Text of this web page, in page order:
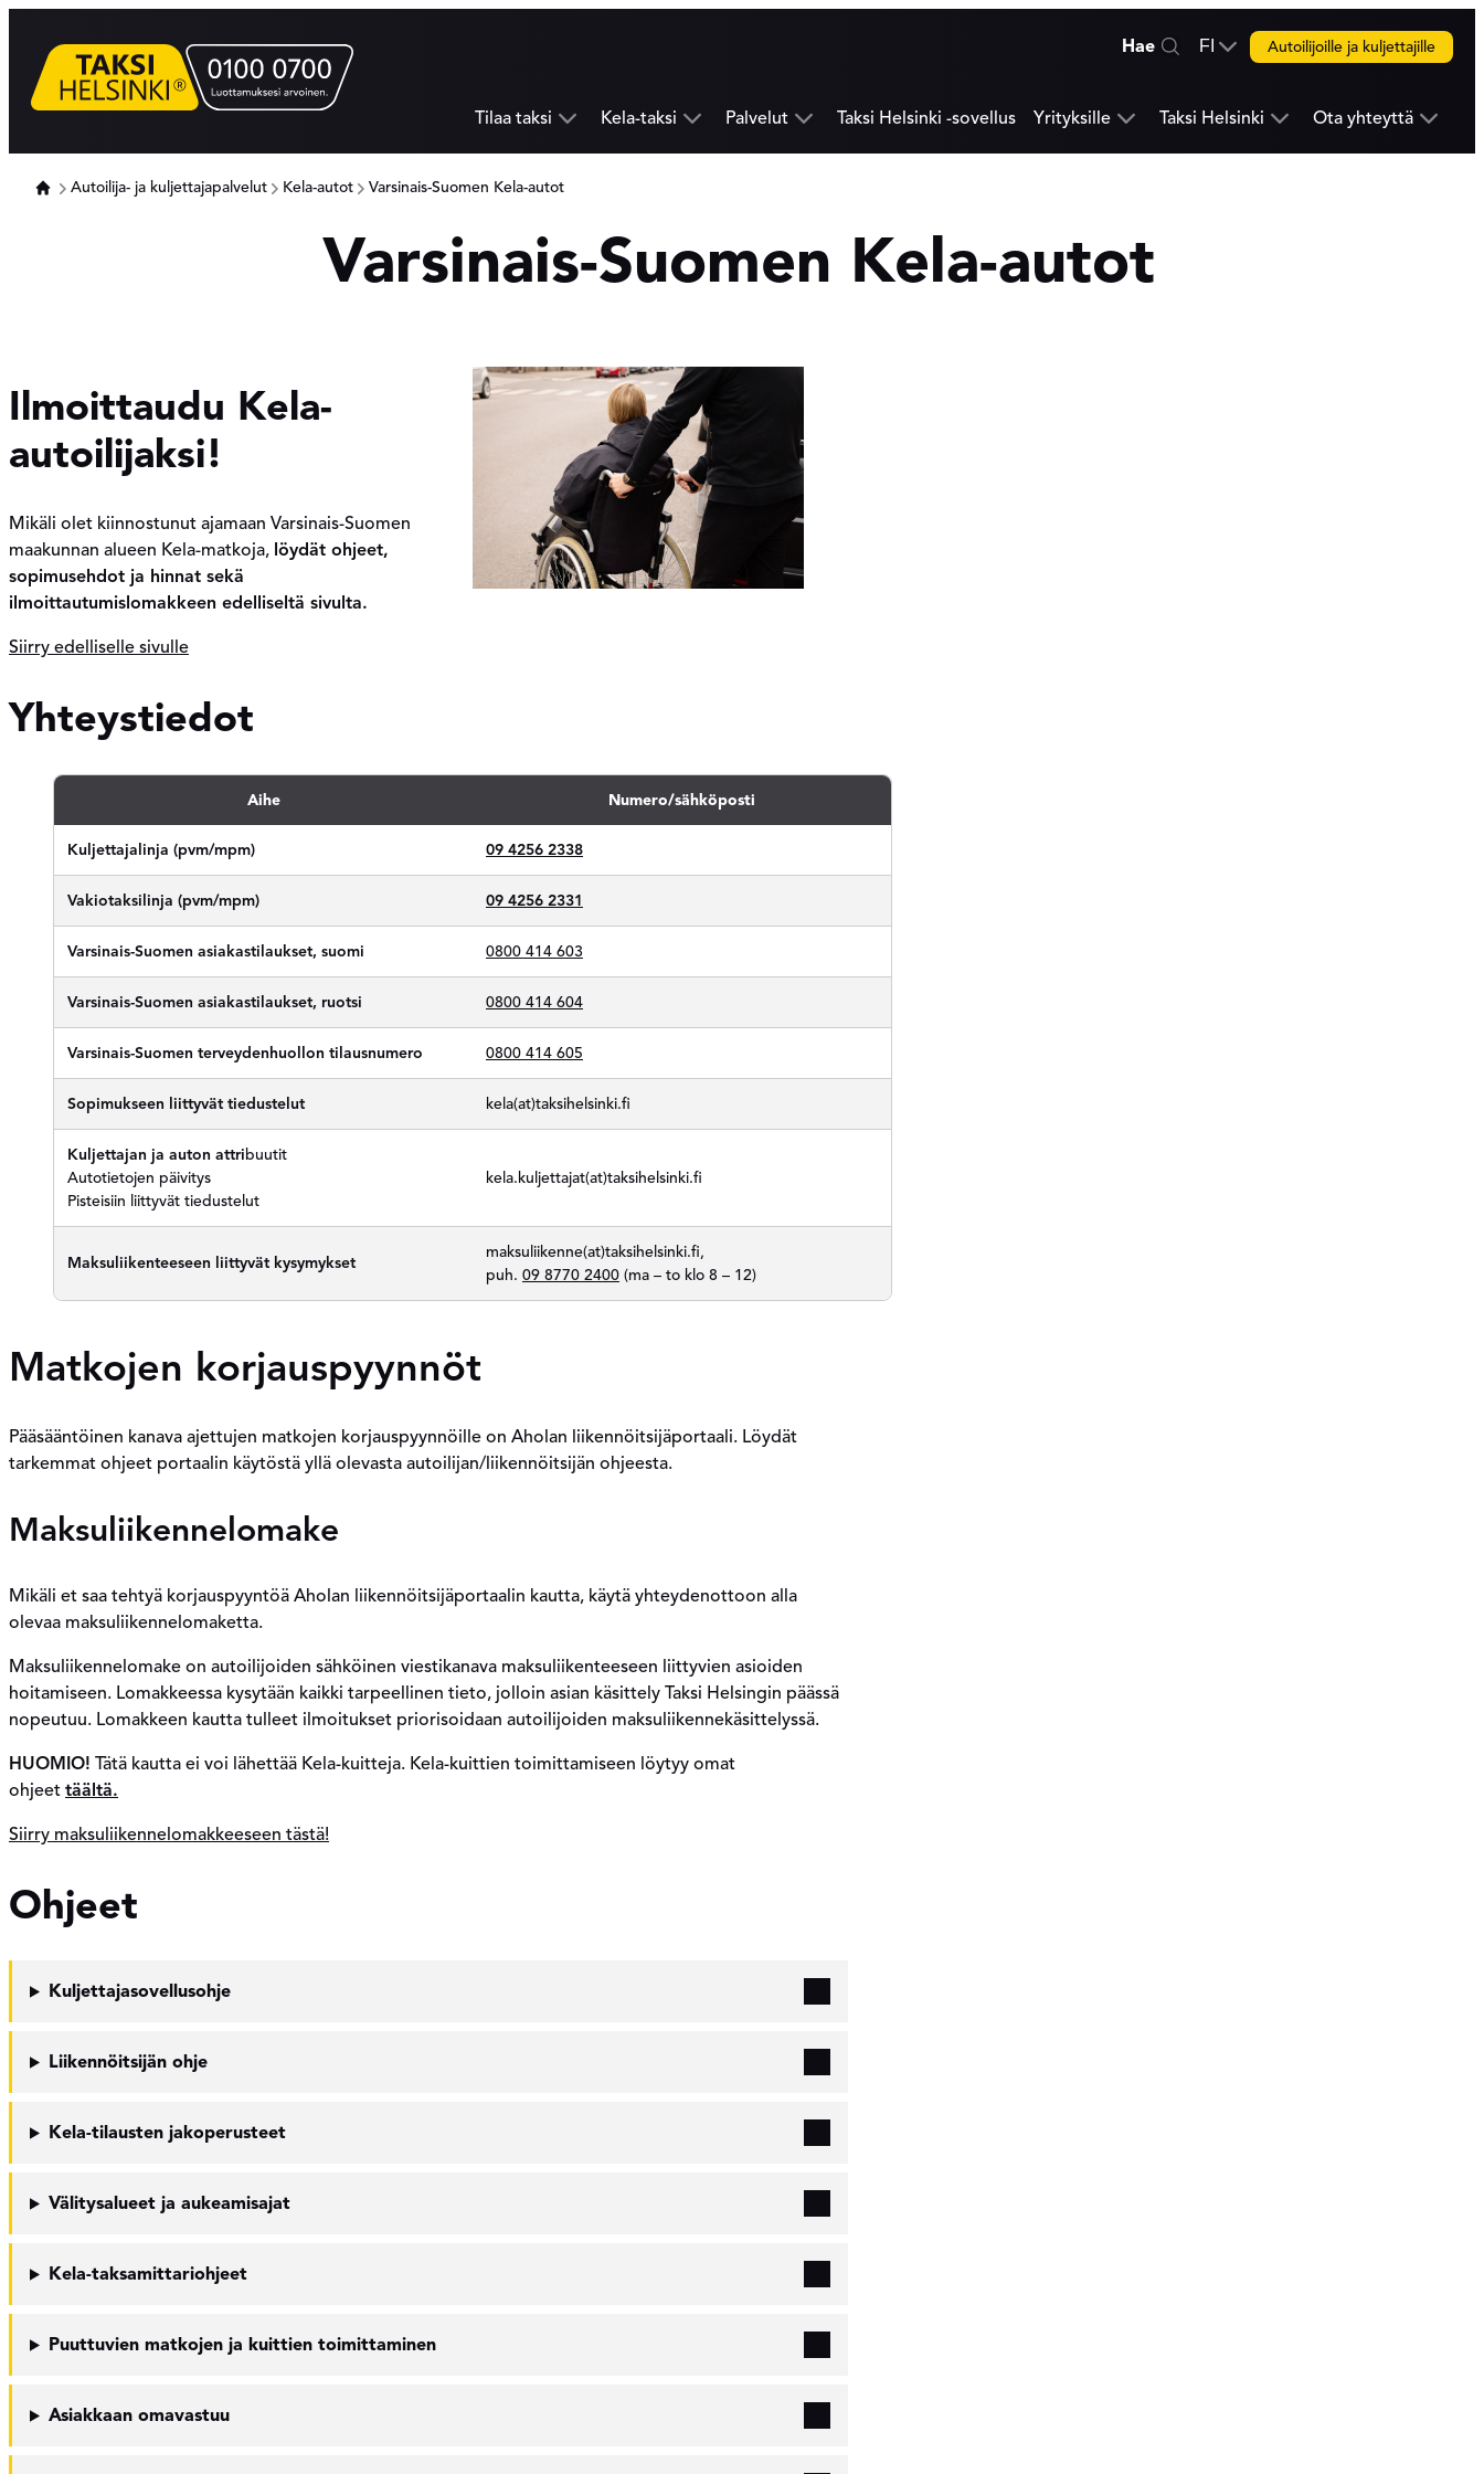
sisältöön
Hae
FI
Change
kieli.
Autoilijoille ja kuljettajille
Tilaa taksi Avaa
valikkotaso
Kela-taksi Avaa
valikkotaso
Palvelut Avaa
valikkotaso
Taksi Helsinki -sovellus Yrityksille Avaa
valikkotaso
Taksi Helsinki Avaa
valikkotaso
Ota yhteyttä Avaa
Autoilija- ja kuljettajapalvelut Kela-autot Varsinais-Suomen Kela-autot
Varsinais-Suomen Kela-autot
Ilmoittaudu Kela-
autoilijaksi!
Mikäli olet kiinnostunut ajamaan Varsinais-Suomen
maakunnan alueen Kela-matkoja, löydät ohjeet,
sopimusehdot ja hinnat sekä
ilmoittautumislomakkeen edelliseltä sivulta.
Siirry edelliselle sivulle
Yhteystiedot
Aihe Numero/sähköposti
Kuljettajalinja (pvm/mpm) 09 4256 2338
Vakiotaksilinja (pvm/mpm) 09 4256 2331
Varsinais-Suomen asiakastilaukset, suomi 0800 414 603
Varsinais-Suomen asiakastilaukset, ruotsi 0800 414 604
Varsinais-Suomen terveydenhuollon tilausnumero 0800 414 605
Sopimukseen liittyvät tiedustelut kela(at)taksihelsinki.fi
Kuljettajan ja auton attribuutit
Autotietojen päivitys
Pisteisiin liittyvät tiedustelut
kela.kuljettajat(at)taksihelsinki.fi
Maksuliikenteeseen liittyvät kysymykset
maksuliikenne(at)taksihelsinki.fi,
puh. 09 8770 2400 (ma – to klo 8 – 12)
Matkojen korjauspyynnöt
Pääsääntöinen kanava ajettujen matkojen korjauspyynnöille on Aholan liikennöitsijäportaali. Löydät
tarkemmat ohjeet portaalin käytöstä yllä olevasta autoilijan/liikennöitsijän ohjeesta.
Maksuliikennelomake
Mikäli et saa tehtyä korjauspyyntöä Aholan liikennöitsijäportaalin kautta, käytä yhteydenottoon alla
olevaa maksuliikennelomaketta.
Maksuliikennelomake on autoilijoiden sähköinen viestikanava maksuliikenteeseen liittyvien asioiden
hoitamiseen. Lomakkeessa kysytään kaikki tarpeellinen tieto, jolloin asian käsittely Taksi Helsingin päässä
nopeutuu. Lomakkeen kautta tulleet ilmoitukset priorisoidaan autoilijoiden maksuliikennekäsittelyssä.
HUOMIO! Tätä kautta ei voi lähettää Kela-kuitteja. Kela-kuittien toimittamiseen löytyy omat
ohjeet täältä.
Siirry maksuliikennelomakkeeseen tästä!
Ohjeet
Kuljettajasovellusohje
Liikennöitsijän ohje
Kela-tilausten jakoperusteet
Välitysalueet ja aukeamisajat
Kela-taksamittariohjeet
Puuttuvien matkojen ja kuittien toimittaminen
Asiakkaan omavastuu